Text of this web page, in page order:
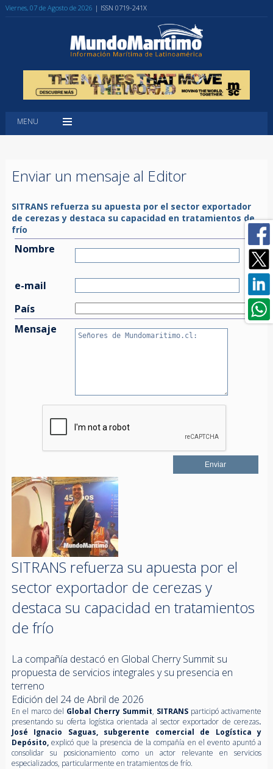
Viernes, 07 de Agosto de 2026 | ISSN 0719-241X
MENU
Enviar un mensaje al Editor
SITRANS refuerza su apuesta por el sector exportador
de cerezas y destaca su capacidad en tratamientos de
frío
Nombre
e-mail
País
Mensaje
SITRANS refuerza su apuesta por el
sector exportador de cerezas y
destaca su capacidad en tratamientos
de frío
La compañía destacó en Global Cherry Summit su
propuesta de servicios integrales y su presencia en
terreno
Edición del 24 de Abril de 2026
En el marco del Global Cherry Summit, SITRANS participó activamente
presentando su oferta logística orientada al sector exportador de cerezas.
José Ignacio Saguas, subgerente comercial de Logística y
Depósito,explicó que la presencia de la compañía en el evento apuntó a
consolidar su posicionamiento como un actor relevante en servicios
especializados, particularmente en tratamientos de frío.